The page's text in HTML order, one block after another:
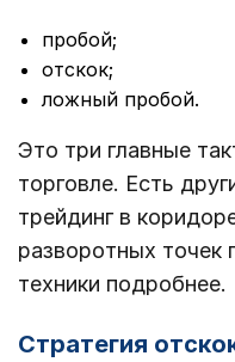
пробой;
отскок;
ложный пробой.
Это три главные
торговле. Есть
трейдинг в
разворотных точек
техники подробнее.
Стратегия